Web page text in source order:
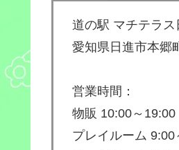
道の駅 マチテラス
愛知県日進市本郷
営業時間：
物販 10:00～19:00
プレイルーム 9:00